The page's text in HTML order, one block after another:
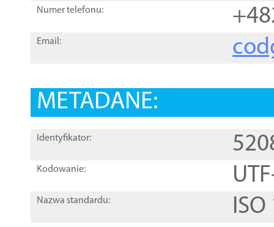
Numer telefonu:
Email:
METADANE:
Identyfikator:
Kodowanie:
Nazwa standardu: